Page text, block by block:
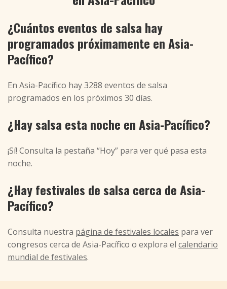
¿Cuántos eventos de salsa hay
programados próximamente en Asia-
Pacífico?
En Asia-Pacífico hay 3288 eventos de salsa
programados en los próximos 30 días.
¿Hay salsa esta noche en Asia-Pacífico?
¡Sí! Consulta la pestaña “Hoy” para ver qué pasa esta
noche.
¿Hay festivales de salsa cerca de Asia-
Pacífico?
Consulta nuestra página de festivales locales para ver
congresos cerca de Asia-Pacífico o explora el calendario
mundial de festivales.